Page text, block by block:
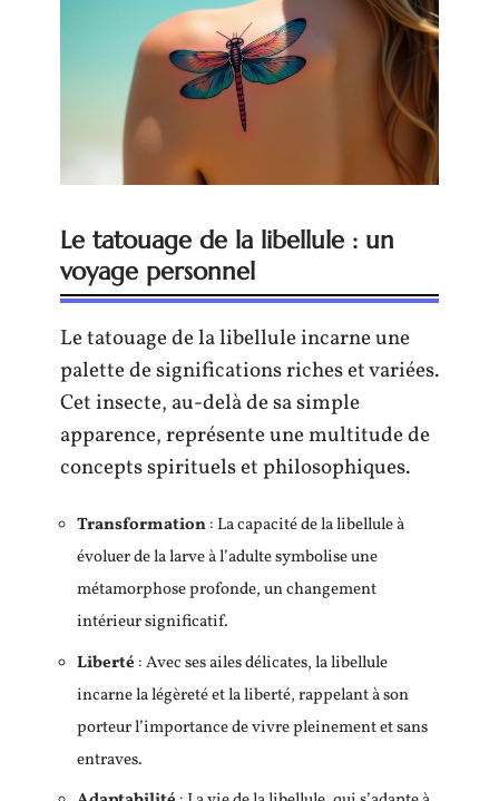
Le tatouage de la libellule : un
voyage personnel
Le tatouage de la libellule incarne une
palette de significations riches et variées.
Cet insecte, au-delà de sa simple
apparence, représente une multitude de
concepts spirituels et philosophiques.
Transformation: La capacité de la libellule à
évoluer de la larve à l’adulte symbolise une
métamorphose profonde, un changement
intérieur significatif.
Liberté : Avec ses ailes délicates, la libellule
incarne la légèreté et la liberté, rappelant à son
porteur l’importance de vivre pleinement et sans
entraves.